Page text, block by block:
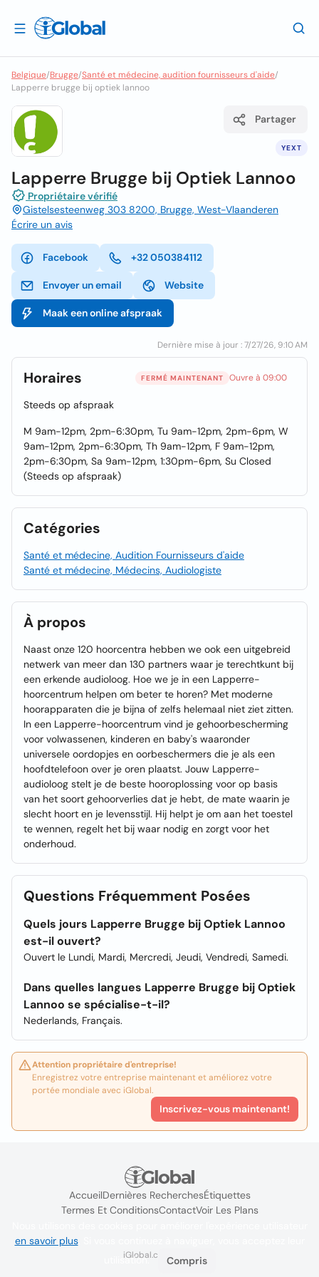
Belgique/Brugge/Santé et médecine, audition fournisseurs d'aide/
Lapperre brugge bij optiek lannoo
YEXT
Partager
Lapperre Brugge bij Optiek Lannoo
Propriétaire vérifié
Gistelsesteenweg 303 8200, Brugge, West-Vlaanderen
Écrire un avis
Facebook +32 050384112
Envoyer un email Website
Maak een online afspraak
Dernière mise à jour : 7/27/26, 9:10 AM
Horaires FERMÉ MAINTENANT Ouvre à 09:00
Steeds op afspraak
M 9am-12pm, 2pm-6:30pm, Tu 9am-12pm, 2pm-6pm, W
9am-12pm, 2pm-6:30pm, Th 9am-12pm, F 9am-12pm,
2pm-6:30pm, Sa 9am-12pm, 1:30pm-6pm, Su Closed
(Steeds op afspraak)
Catégories
Santé et médecine, Audition Fournisseurs d'aide
Santé et médecine, Médecins, Audiologiste
À propos
Naast onze 120 hoorcentra hebben we ook een uitgebreid
netwerk van meer dan 130 partners waar je terechtkunt bij
een erkende audioloog. Hoe we je in een Lapperre-
hoorcentrum helpen om beter te horen? Met moderne
hoorapparaten die je bijna of zelfs helemaal niet ziet zitten.
In een Lapperre-hoorcentrum vind je gehoorbescherming
voor volwassenen, kinderen en baby's waaronder
universele oordopjes en oorbeschermers die je als een
hoofdtelefoon over je oren plaatst. Jouw Lapperre-
audioloog stelt je de beste hooroplossing voor op basis
van het soort gehoorverlies dat je hebt, de mate waarin je
slecht hoort en je levensstijl. Hij helpt je om aan het toestel
te wennen, regelt het bij waar nodig en zorgt voor het
onderhoud.
Questions Fréquemment Posées
Quels jours Lapperre Brugge bij Optiek Lannoo
est-il ouvert?
Ouvert le Lundi, Mardi, Mercredi, Jeudi, Vendredi, Samedi.
Dans quelles langues Lapperre Brugge bij Optiek
Lannoo se spécialise-t-il?
Nederlands, Français.
Attention propriétaire d'entreprise!
Enregistrez votre entreprise maintenant et améliorez votre
portée mondiale avec iGlobal.
Inscrivez-vous maintenant!
AccueilDernières RecherchesÉtiquettes
Termes Et ConditionsContactVoir Les Plans
iGlobal.co @ 2024
en savoir plus. Si vous continuez à naviguer, vous acceptez leur
utilisation.
Compris